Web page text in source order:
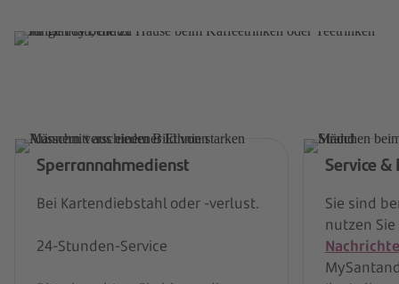
Sperrannahmedienst
Bei Kartendiebstahl oder -verlust.
24-Stunden-Service
Service
Sie sind
nutzen